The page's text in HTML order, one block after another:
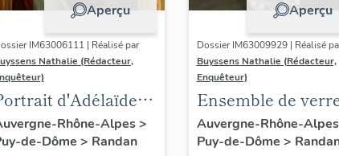
Aperçu
IM63006111 | Réalisé par
Nathalie (Rédacteur,
d'Adélaïde
d'après
Gérard
Rhône-Alpes>
de-Dôme > Randan
Aperçu
Dossier IM63009929 | Réalisé
Buyssens Nathalie (Rédacteur,
Enquêteur)
Ensemble de
au chiffre AO (11)
Auvergne-Rhône-Alpes
Puy-de-Dôme >